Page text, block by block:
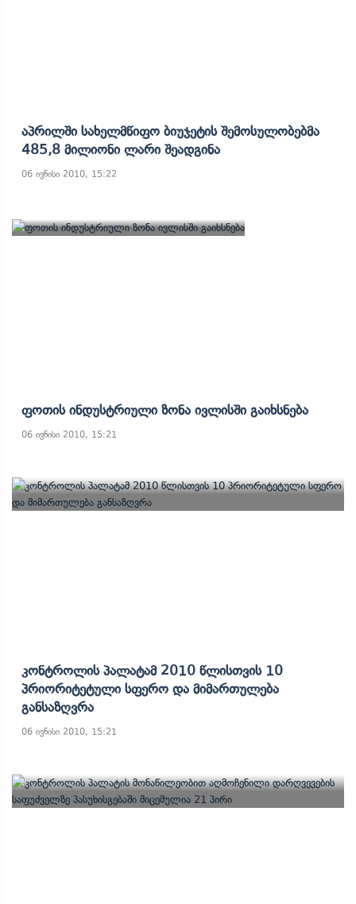
Აპრილში Სახელმწიფო Ბიუჯეტის Შემოსულობებმა
485,8 Მილიონი Ლარი Შეადგინა
06 ივნისი 2010, 15:22
Ფოთის Ინდუსტრიული Ზონა Ივლისში Გაიხსნება
06 ივნისი 2010, 15:21
Კონტროლის Პალატამ 2010 Წლისთვის 10
Პრიორიტეტული Სფერო Და Მიმართულება
Განსაზღვრა
06 ივნისი 2010, 15:21